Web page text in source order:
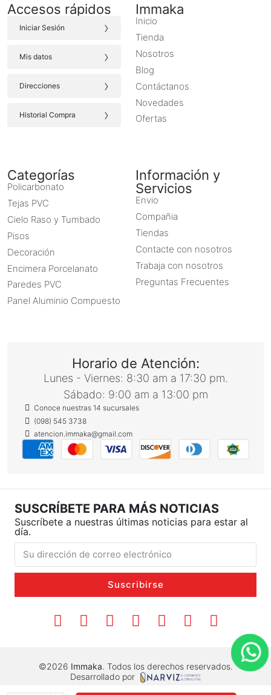
Accesos rápidos
Iniciar Sesión ›
Mis datos ›
Direcciones ›
Historial Compra ›
Immaka
Inicio
Tienda
Nosotros
Blog
Contáctanos
Novedades
Ofertas
Categorías
Policarbonato
Tejas PVC
Cielo Raso y Tumbado
Pisos
Decoración
Encimera Porcelanato
Paredes PVC
Panel Aluminio Compuesto
Información y
Servicios
Envio
Compañia
Tiendas
Contacte con nosotros
Trabaja con nosotros
Preguntas Frecuentes
Horario de Atención:
Lunes - Viernes: 8:30 am a 17:30 pm.
Sábado: 9:00 am a 13:00 pm
Conoce nuestras 14 sucursales
(098) 545 3738
atencion.immaka@gmail.com
SUSCRÍBETE PARA MÁS NOTICIAS
Suscríbete a nuestras últimas noticias para estar al
día.
Suscribirse
©2026 Immaka. Todos los derechos reservados.
Desarrollado por